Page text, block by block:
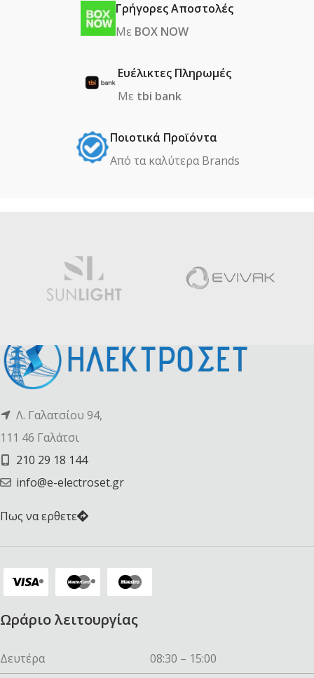
Γρήγορες Αποστολές
Με BOX NOW
Ευέλικτες Πληρωμές
Με tbi bank
Ποιοτικά Προϊόντα
Από τα καλύτερα Βrands
Λ. Γαλατσίου 94,
111 46 Γαλάτσι
210 29 18 144
info@e-electroset.gr
Πως να ερθετε
Ωράριο λειτουργίας
Δευτέρα 08:30 – 15:00